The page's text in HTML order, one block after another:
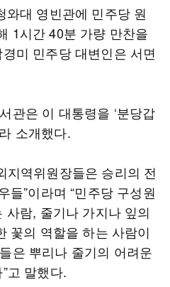
대 영빈관에 민주당 원
1시간 40분 가량 만찬을
미 민주당 대변인은 서면
관은 이 대통령을 ‘분당갑
소개했다.
지역위원장들은 승리의 전
들”이라며 “민주당 구성원
람, 줄기나 가지나 잎의
꽃의 역할을 하는 사람이
은 뿌리나 줄기의 어려운
고 말했다.